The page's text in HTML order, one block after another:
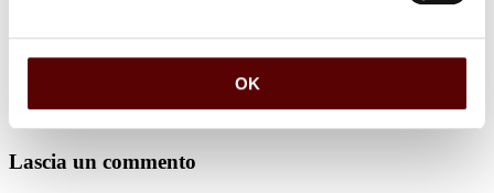
OK
Donata 335 813 96 19
Lascia un commento